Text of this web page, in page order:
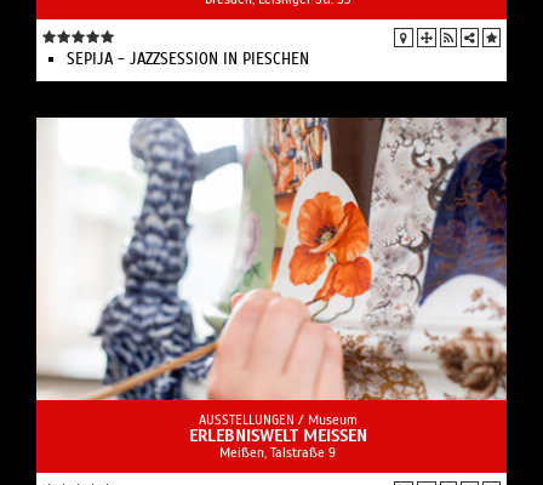
SEPIJA - JAZZSESSION IN PIESCHEN
AUSSTELLUNGEN / Museum
ERLEBNISWELT MEISSEN
Meißen, Talstraße 9